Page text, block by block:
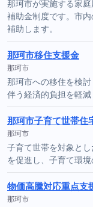
那珂市が実施する家
補助金制度です。市
補助します。
那珂市移住支援金
那珂市
那珂市への移住を検
伴う経済的負担を軽減
那珂市子育て世帯住
那珂市
子育て世帯を対象と
を促進し、子育て環境
物価高騰対応重点支
那珂市